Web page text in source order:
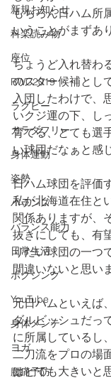
新規お知らせ
科楽読み物
座位
RWC2019
ラグビー
カラダフリー
身体運動
姿勢
バランス
バランス能力
日常生活
ボクシング
YouTube
身体メンテ
ヨガ
腰痛予防
もちろん日ハム所
いうことがまずあ
ちょうど入れ替わ
のスター候補とし
入団したわけで、
いクジ運の下、し
育てる、とても選
い球団だなぁと感
日ハム球団を評価
私が北海道在住と
関係ありますが、
抜きにしても、有
りたい球団の一つ
間違いないと思い
元日ハムといえば、
ダルビッシュだっ
に所属しているし
二刀流をプロの場
はとても大きいと